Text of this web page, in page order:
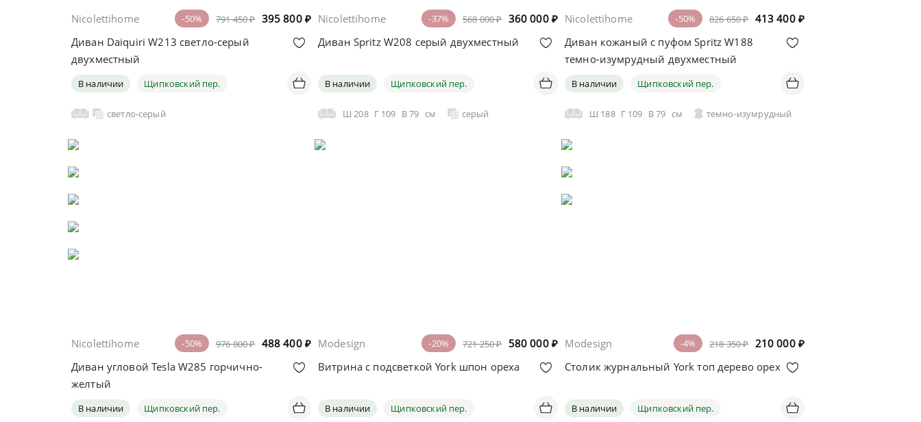
791 450 ₽ 395 800 ₽
-50%
Nicolettihome
Диван Daiquiri W213 светло-серый
двухместный
В наличии Щипковский пер.
светло-серый
568 000 ₽ 360 000 ₽
-37%
Nicolettihome
Диван Spritz W208 серый двухместный
В наличии Щипковский пер.
Ш 208 Г 109 В79 см серый
826 650 ₽ 413 400 ₽
-50%
Nicolettihome
Диван кожаный с пуфом Spritz W188
темно-изумрудный двухместный
В наличии Щипковский пер.
Ш 188 Г 109 В79 см темно-изумрудный
976 800 ₽ 488 400 ₽
-50%
Nicolettihome
Диван угловой Tesla W285 горчично-
желтый
В наличии Щипковский пер.
721 250 ₽ 580 000 ₽
-20%
Modesign
Витрина с подсветкой York шпон ореха
В наличии Щипковский пер.
218 350 ₽ 210 000 ₽
-4%
Modesign
Столик журнальный York топ дерево орех
В наличии Щипковский пер.